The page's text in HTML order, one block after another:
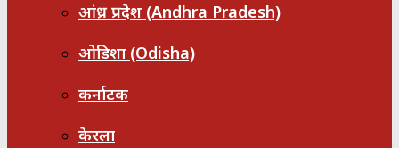
आंध्र प्रदेश (Andhra Pradesh)
ओडिशा (Odisha)
कर्नाटक
केरला